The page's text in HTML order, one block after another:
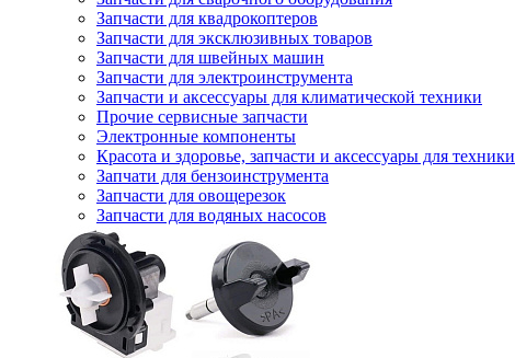
Запчасти для квадрокоптеров
Запчасти для эксклюзивных товаров
Запчасти для швейных машин
Запчасти для электроинструмента
Запчасти и аксессуары для климатической техники
Прочие сервисные запчасти
Электронные компоненты
Красота и здоровье, запчасти и аксессуары для техники
Запчати для бензоинструмента
Запчасти для овощерезок
Запчасти для водяных насосов